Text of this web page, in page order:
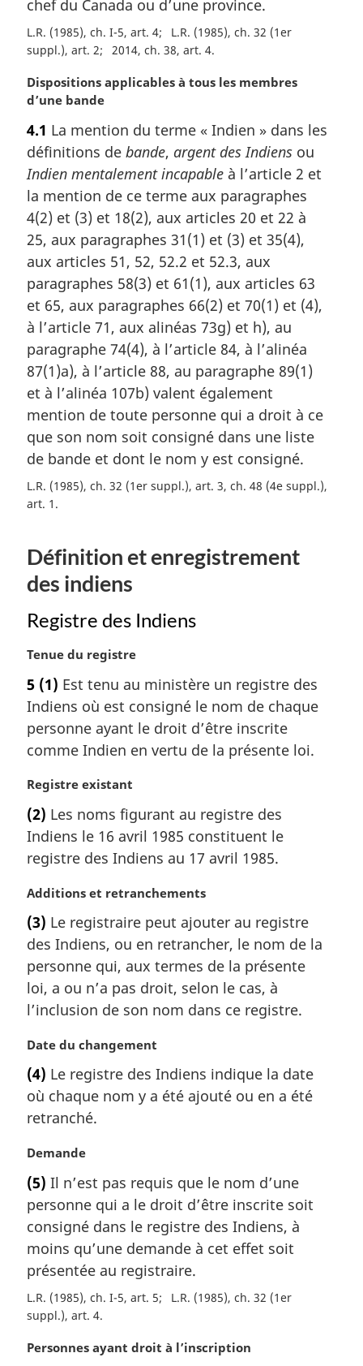
a
e
:
chef du Canada ou d’une province.
L.R. (1985), ch. I-5, art. 4
L.R. (1985), ch. 32 (1er
suppl.), art. 2
2014, ch. 38, art. 4
N
o
e
m
a
r
i
n
a
l
e
:
Dispositions applicables à tous les membres
d’une bande
4.1 La mention du terme « Indien » dans les
définitions de bande, argent des Indiens ou
Indien mentalement incapable à l’article 2 et
la mention de ce terme aux paragraphes
4(2) et (3) et 18(2), aux articles 20 et 22 à
25, aux paragraphes 31(1) et (3) et 35(4),
aux articles 51, 52, 52.2 et 52.3, aux
paragraphes 58(3) et 61(1), aux articles 63
et 65, aux paragraphes 66(2) et 70(1) et (4),
à l’article 71, aux alinéas 73g) et h), au
paragraphe 74(4), à l’article 84, à l’alinéa
87(1)a), à l’article 88, au paragraphe 89(1)
et à l’alinéa 107b) valent également
mention de toute personne qui a droit à ce
que son nom soit consigné dans une liste
de bande et dont le nom y est consigné.
L.R. (1985), ch. 32 (1er suppl.), art. 3, ch. 48 (4e suppl.),
art. 1
Définition et enregistrement
des indiens
Registre des Indiens
N
t
e
m
a
g
n
a
e
:
Tenue du registre
5 (1) Est tenu au ministère un registre des
Indiens où est consigné le nom de chaque
personne ayant le droit d’être inscrite
comme Indien en vertu de la présente loi.
N
t
e
m
r
i
n
a
l
e
:
Registre existant
(2) Les noms figurant au registre des
Indiens le 16 avril 1985 constituent le
registre des Indiens au 17 avril 1985.
N
t
e
m
a
g
n
a
e
:
Additions et retranchements
(3) Le registraire peut ajouter au registre
des Indiens, ou en retrancher, le nom de la
personne qui, aux termes de la présente
loi, a ou n’a pas droit, selon le cas, à
l’inclusion de son nom dans ce registre.
N
t
e
m
r
i
n
a
e
:
Date du changement
(4) Le registre des Indiens indique la date
où chaque nom y a été ajouté ou en a été
retranché.
N
t
e
m
r
g
i
n
l
Demande
(5) Il n’est pas requis que le nom d’une
personne qui a le droit d’être inscrite soit
consigné dans le registre des Indiens, à
moins qu’une demande à cet effet soit
présentée au registraire.
L.R. (1985), ch. I-5, art. 5
L.R. (1985), ch. 32 (1er
suppl.), art. 4
N
Personnes ayant droit à l’inscription